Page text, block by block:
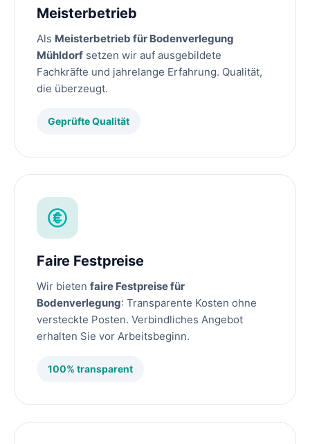
Meisterbetrieb
Als Meisterbetrieb für Bodenverlegung
Mühldorf setzen wir auf ausgebildete
Fachkräfte und jahrelange Erfahrung. Qualität,
die überzeugt.
Geprüfte Qualität
Faire Festpreise
Wir bieten faire Festpreise für
Bodenverlegung: Transparente Kosten ohne
versteckte Posten. Verbindliches Angebot
erhalten Sie vor Arbeitsbeginn.
100% transparent